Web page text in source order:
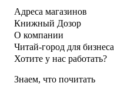
Адреса магазинов
Книжный Дозор
О компании
Читай-город для бизнеса
Хотите у нас работать?
Знаем, что почитать